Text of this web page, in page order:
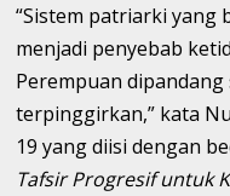
“Sistem patriarki yang
menjadi penyebab
Perempuan
terpinggirkan,” kata
19 yang diisi dengan
Tafsir Progresif untuk